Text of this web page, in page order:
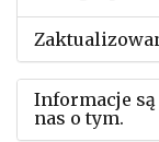
Informacje
nas o tym.